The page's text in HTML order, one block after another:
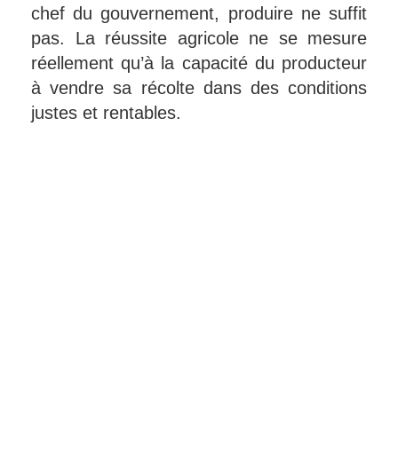
chef du gouvernement, produire ne suffit
pas. La réussite agricole ne se mesure
réellement qu’à la capacité du producteur
à vendre sa récolte dans des conditions
justes et rentables.